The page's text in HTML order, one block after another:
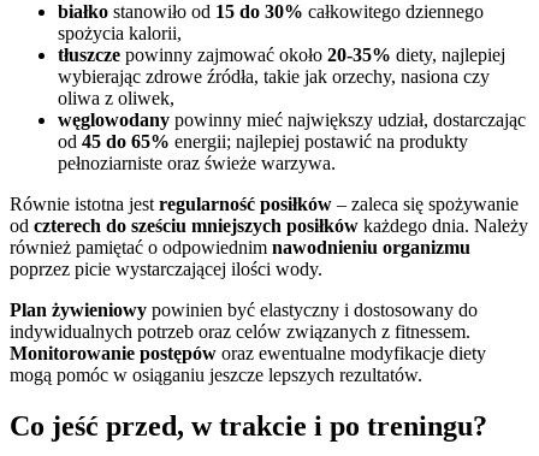
białko stanowiło od 15 do 30% całkowitego dziennego
spożycia kalorii,
tłuszcze powinny zajmować około 20-35% diety, najlepiej
wybierając zdrowe źródła, takie jak orzechy, nasiona czy
oliwa z oliwek,
węglowodany powinny mieć największy udział, dostarczając
od 45 do 65% energii; najlepiej postawić na produkty
pełnoziarniste oraz świeże warzywa.
Równie istotna jestregularność posiłków – zaleca się spożywanie
od czterech do sześciu mniejszych posiłków każdego dnia. Należy
również pamiętać o odpowiednim nawodnieniu organizmu
poprzez picie wystarczającej ilości wody.
Plan żywieniowy powinien być elastyczny i dostosowany do
indywidualnych potrzeb oraz celów związanych z fitnessem.
Monitorowanie postępów oraz ewentualne modyfikacje diety
mogą pomóc w osiąganiu jeszcze lepszych rezultatów.
Co jeść przed, w trakcie i po treningu?